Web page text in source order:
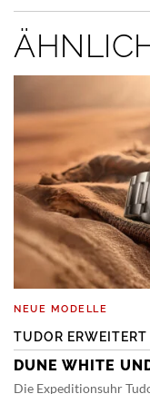
NEUE MODELLE
TUDOR
DUNE WHITE
Die Expeditionsuhr